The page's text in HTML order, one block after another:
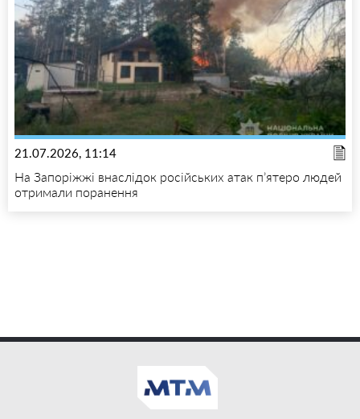
21.07.2026, 11:14
На Запоріжжі внаслідок російських атак п’ятеро людей
отримали поранення